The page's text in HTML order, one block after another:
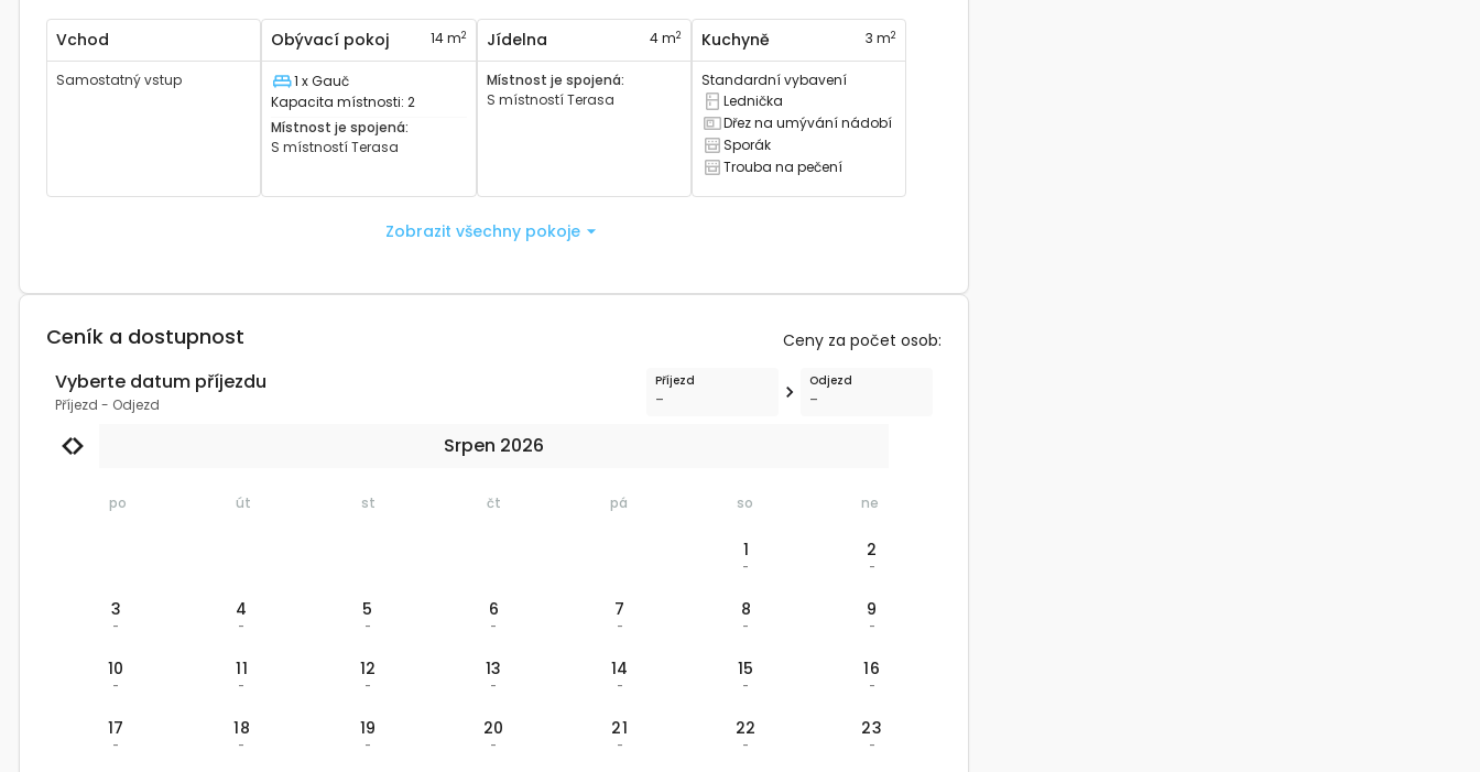
Vchod
Samostatný vstup
Obývací pokoj 14 m2
Lůžko1 x Gauč
Kapacita místnosti:2
Místnost je spojená:
S místnostíTerasa
Jídelna 4 m2
Místnost je spojená:
S místnostíTerasa
Kuchyně 3 m2
Standardní vybavení
Má lednici
Lednička
Má kuchyňský dřez
Dřez na umývání nádobí
Má sporák
Sporák
Má troubu na pečení
Trouba na pečení
Zobrazit všechny pokoje
Ceník a dostupnost Ceny za počet osob:
Vyberte datum příjezdu
Příjezd - Odjezd
Příjezd
-
Odjezd
-
Srpen 2026
po út st čt pá so ne
1
-
2
-
3
-
4
-
5
-
6
-
7
-
8
-
9
-
10
-
11
-
12
-
13
-
14
-
15
-
16
-
17
-
18
-
19
-
20
-
21
-
22
-
23
-